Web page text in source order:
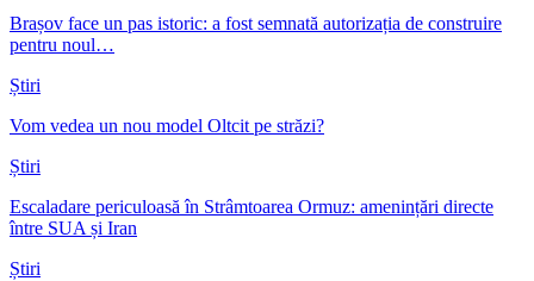
Brașov face un pas istoric: a fost semnată autorizația de construire
pentru noul…
Știri
Vom vedea un nou model Oltcit pe străzi?
Știri
Escaladare periculoasă în Strâmtoarea Ormuz: amenințări directe
între SUA și Iran
Știri